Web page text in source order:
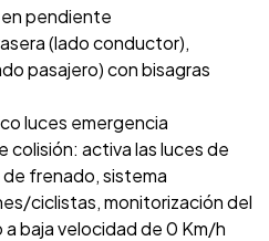
pendiente
(lado conductor),
pasajero) con bisagras
luces emergencia
colisión: activa las luces de
frenado, sistema
ciclistas, monitorización del
baja velocidad de 0 Km/h